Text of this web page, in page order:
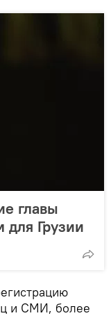
главы
Грузии
и СМИ, более